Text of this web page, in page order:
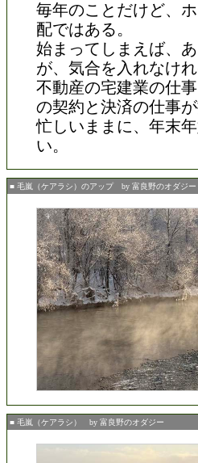
毎年のことだけど、
配ではある。
始まってしまえば、
が、気合を入れなけれ
不動産の宅建業の仕
の契約と決済の仕事が
忙しいままに、年末
い。
■ 毛嵐（ケアラシ）のアップ by 富良野のオダジー
■ 毛嵐（ケアラシ） by 富良野のオダジー